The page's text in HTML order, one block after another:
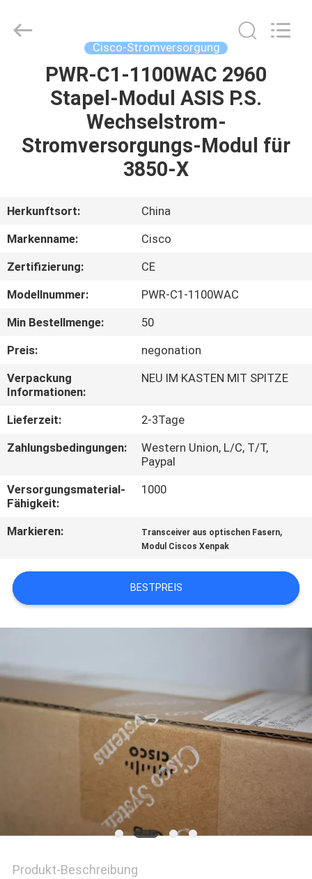
HAUSE
PRODUKTE
ÜBER
WERKSBESICHTIGUNG
QUALITÄTSKONTROLLE
KONTAKT
MIT
NEUIGKEITEN
RECHTSSACHEN
SITEMAP
DATENSCHUTZRICHTLINIE
Ltd..
Cisco-Stromversorgung
PWR-C1-1100WAC 2960
Stapel-Modul ASIS P.S.
Wechselstrom-
Stromversorgungs-Modul für
3850-X
Herkunftsort:
China
Markenname:
Cisco
Zertifizierung:
CE
Modellnummer:
PWR-C1-1100WAC
Min Bestellmenge:
50
Preis:
negonation
Verpackung
Informationen:
NEU IM KASTEN MIT SPITZE
Lieferzeit:
2-3Tage
Zahlungsbedingungen:
Western Union, L/C, T/T,
Paypal
Versorgungsmaterial-
Fähigkeit:
1000
Markieren: Transceiver aus optischen Fasern,
Modul Ciscos Xenpak
BESTPREIS
Produkt-Beschreibung